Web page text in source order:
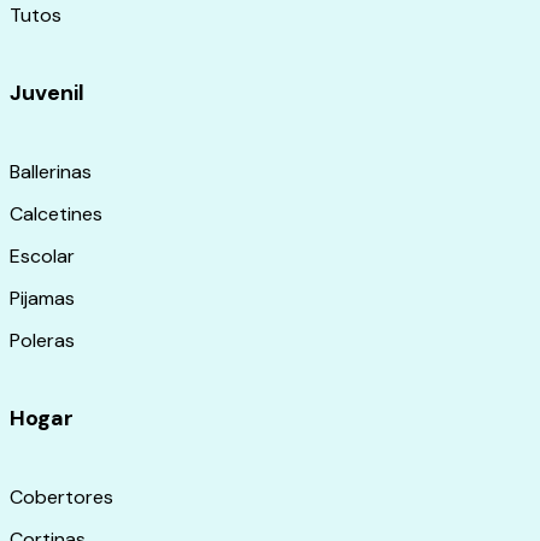
Tutos
Juvenil
Ballerinas
Calcetines
Escolar
Pijamas
Poleras
Hogar
Cobertores